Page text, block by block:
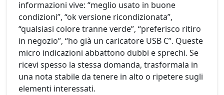
informazioni vive: “meglio usato in buone
condizioni”, “ok versione ricondizionata”,
“qualsiasi colore tranne verde”, “preferisco ritiro
in negozio”, “ho già un caricatore USB C”. Queste
micro indicazioni abbattono dubbi e sprechi. Se
ricevi spesso la stessa domanda, trasformala in
una nota stabile da tenere in alto o ripetere sugli
elementi interessati.